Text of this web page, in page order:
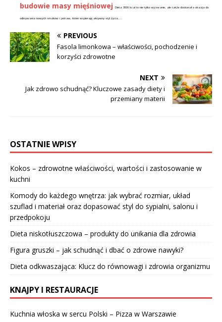
budowie masy mięśniowej
Dieta 3000 kcal to nie tylko wyzwanie, ale także doskonała okazja do
odkrywania nowych smaków i potraw, które wspierają aktywny styl życia....
PREVIOUS
Fasola limonkowa – właściwości, pochodzenie i
korzyści zdrowotne
NEXT
Jak zdrowo schudnąć? Kluczowe zasady diety i
przemiany materii
OSTATNIE WPISY
Kokos – zdrowotne właściwości, wartości i zastosowanie w
kuchni
Komody do każdego wnętrza: jak wybrać rozmiar, układ
szuflad i materiał oraz dopasować styl do sypialni, salonu i
przedpokoju
Dieta niskotłuszczowa – produkty do unikania dla zdrowia
Figura gruszki – jak schudnąć i dbać o zdrowe nawyki?
Dieta odkwaszająca: Klucz do równowagi i zdrowia organizmu
KNAJPY I RESTAURACJE
Kuchnia włoska w sercu Polski – Pizza w Warszawie